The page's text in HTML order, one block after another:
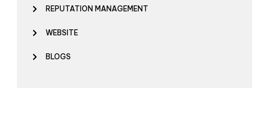
REPUTATION MANAGEMENT
WEBSITE
BLOGS